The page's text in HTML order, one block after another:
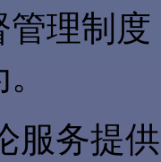
理制
服务提